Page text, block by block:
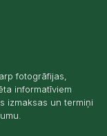
fotogrāfijas,
informatīviem
izmaksas un termiņi